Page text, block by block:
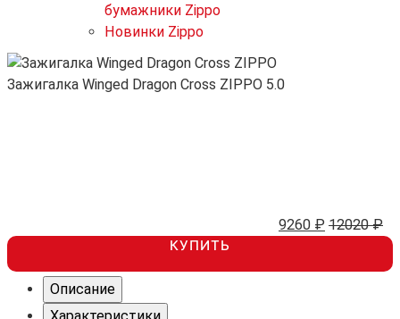
бумажники Zippo
Новинки Zippo
Зажигалка Winged Dragon Cross ZIPPO 5.0
9260 ₽ 12020 ₽
КУПИТЬ
Описание
Характеристики